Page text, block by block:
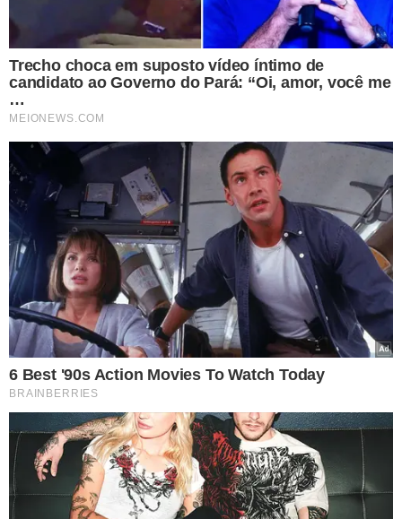
trabalho digno e pela erradicação do trabalho escravo
contemporâneo.
O órgão também reforçou que o trabalho doméstico
deve observar integralmente os direitos assegurados
pela legislação brasileira, entre eles:
Registro em carteira de trabalho;
Remuneração conforme a legislação;
Descanso semanal remunerado;
Férias;
13º salário;
Demais direitos e garantias previstos em lei.